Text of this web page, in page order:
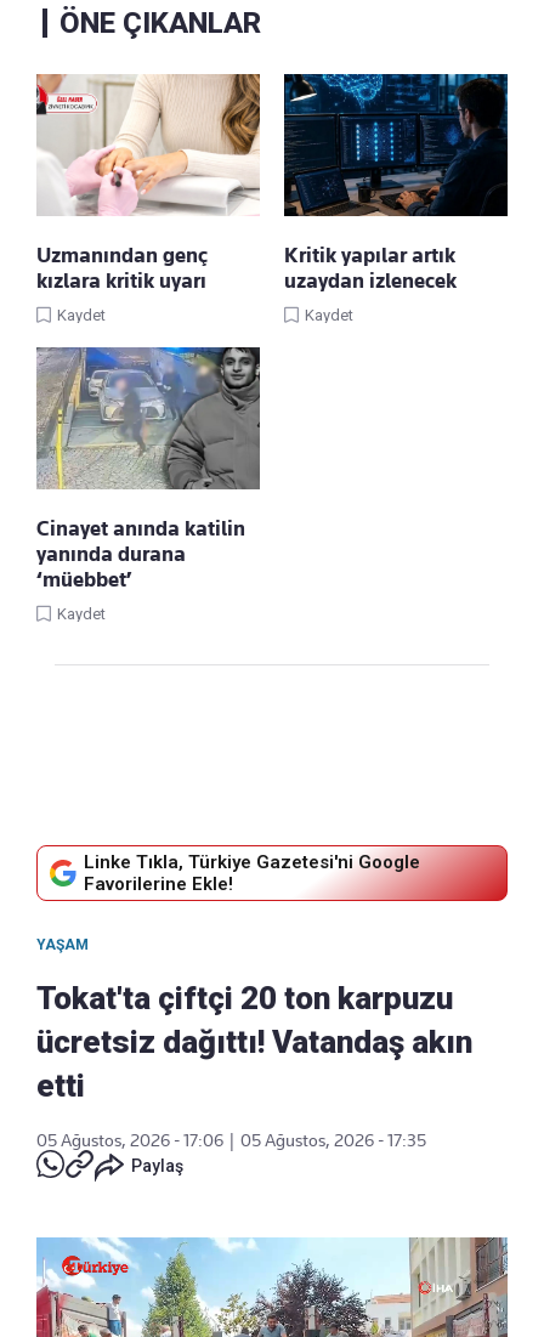
ÖNE ÇIKANLAR
Uzmanından genç
kızlara kritik uyarı
Kaydet
Kritik yapılar artık
uzaydan izlenecek
Kaydet
Cinayet anında katilin
yanında durana
‘müebbet’
Kaydet
Linke Tıkla, Türkiye Gazetesi'ni Google
Favorilerine Ekle!
YAŞAM
Tokat'ta çiftçi 20 ton karpuzu
ücretsiz dağıttı! Vatandaş akın
etti
05 Ağustos, 2026 - 17:06
05 Ağustos, 2026 - 17:35
Paylaş